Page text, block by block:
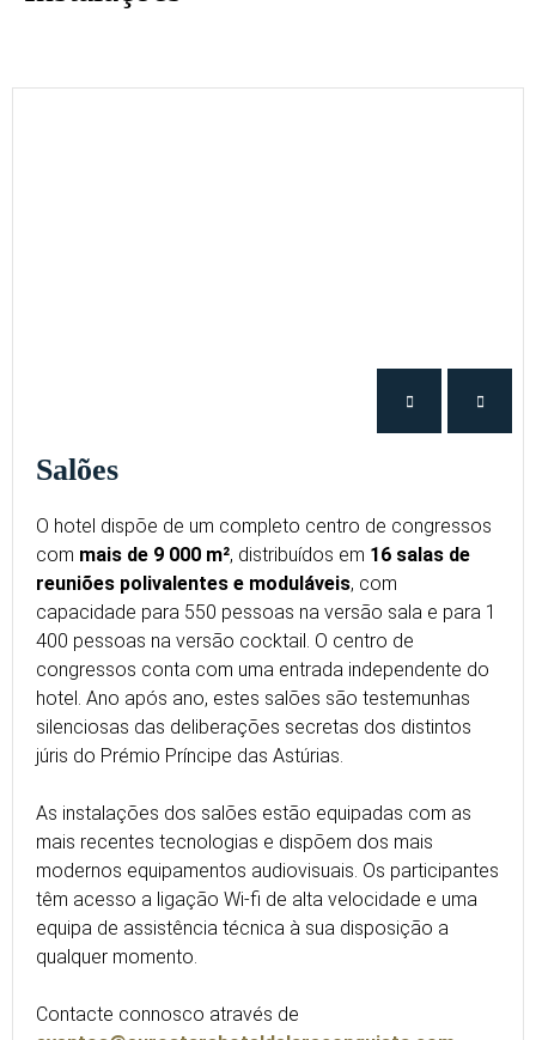
Salões
O hotel dispõe de um completo centro de congressos
com mais de 9 000 m², distribuídos em 16 salas de
reuniões polivalentes e moduláveis, com
capacidade para 550 pessoas na versão sala e para 1
400 pessoas na versão cocktail. O centro de
congressos conta com uma entrada independente do
hotel. Ano após ano, estes salões são testemunhas
silenciosas das deliberações secretas dos distintos
júris do Prémio Príncipe das Astúrias.
As instalações dos salões estão equipadas com as
mais recentes tecnologias e dispõem dos mais
modernos equipamentos audiovisuais. Os participantes
têm acesso a ligação Wi-fi de alta velocidade e uma
equipa de assistência técnica à sua disposição a
qualquer momento.
Contacte connosco através de